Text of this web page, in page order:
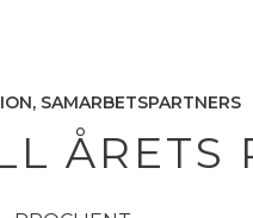
SAMARBETSPARTNERS
ÅRETS